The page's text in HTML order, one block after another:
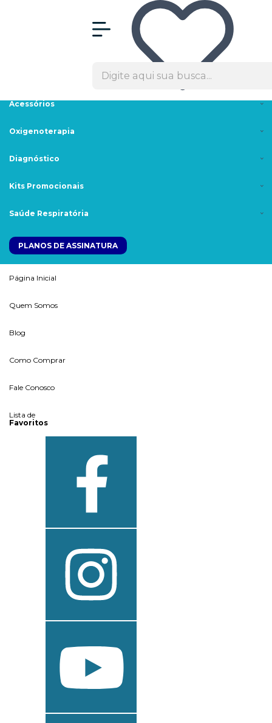
Acessórios
Oxigenoterapia
Diagnóstico
Kits Promocionais
Saúde Respiratória
PLANOS DE ASSINATURA
Página Inicial
Quem Somos
Blog
Como Comprar
Fale Conosco
Lista de
Favoritos